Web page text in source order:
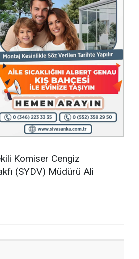
Komiser Cengiz
(SYDV) Müdürü Ali